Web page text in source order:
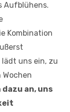
Aufblühens.
Kombination
uns ein, zu
dazu an, uns